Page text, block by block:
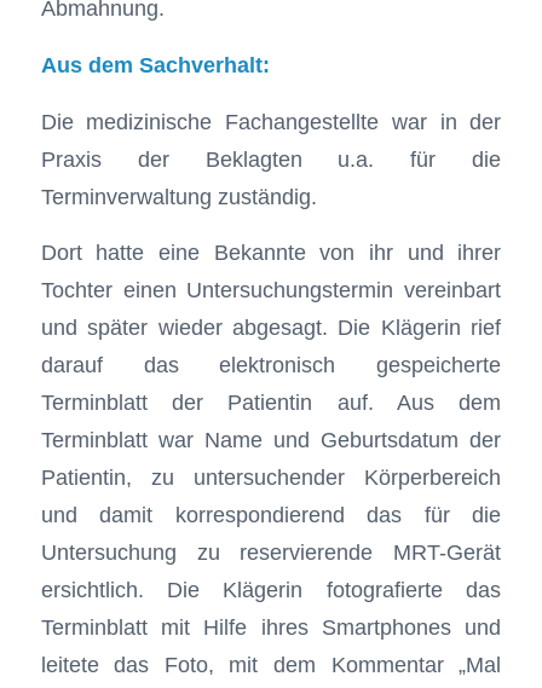
Abmahnung.
Aus dem Sachverhalt:
Die medizinische Fachangestellte war in der
Praxis der Beklagten u.a. für die
Terminverwaltung zuständig.
Dort hatte eine Bekannte von ihr und ihrer
Tochter einen Untersuchungstermin vereinbart
und später wieder abgesagt. Die Klägerin rief
darauf das elektronisch gespeicherte
Terminblatt der Patientin auf. Aus dem
Terminblatt war Name und Geburtsdatum der
Patientin, zu untersuchender Körperbereich
und damit korrespondierend das für die
Untersuchung zu reservierende MRT-Gerät
ersichtlich. Die Klägerin fotografierte das
Terminblatt mit Hilfe ihres Smartphones und
leitete das Foto, mit dem Kommentar „Mal